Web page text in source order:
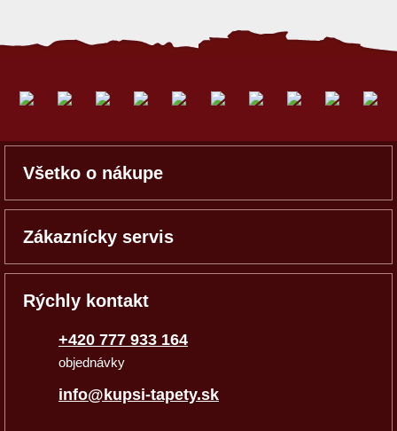
Všetko o nákupe
Zákaznícky servis
Rýchly kontakt
+420 777 933 164
objednávky
info@kupsi-tapety.sk